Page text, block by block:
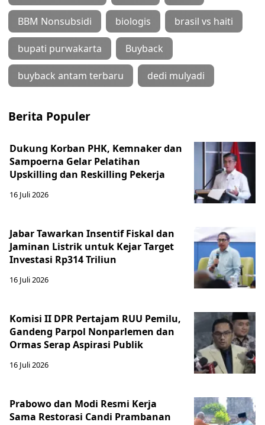
BBM Nonsubsidi biologis brasil vs haiti
bupati purwakarta Buyback
buyback antam terbaru dedi mulyadi
Berita Populer
Dukung Korban PHK, Kemnaker dan
Sampoerna Gelar Pelatihan
Upskilling dan Reskilling Pekerja
16 Juli 2026
Jabar Tawarkan Insentif Fiskal dan
Jaminan Listrik untuk Kejar Target
Investasi Rp314 Triliun
16 Juli 2026
Komisi II DPR Pertajam RUU Pemilu,
Gandeng Parpol Nonparlemen dan
Ormas Serap Aspirasi Publik
16 Juli 2026
Prabowo dan Modi Resmi Kerja
Sama Restorasi Candi Prambanan